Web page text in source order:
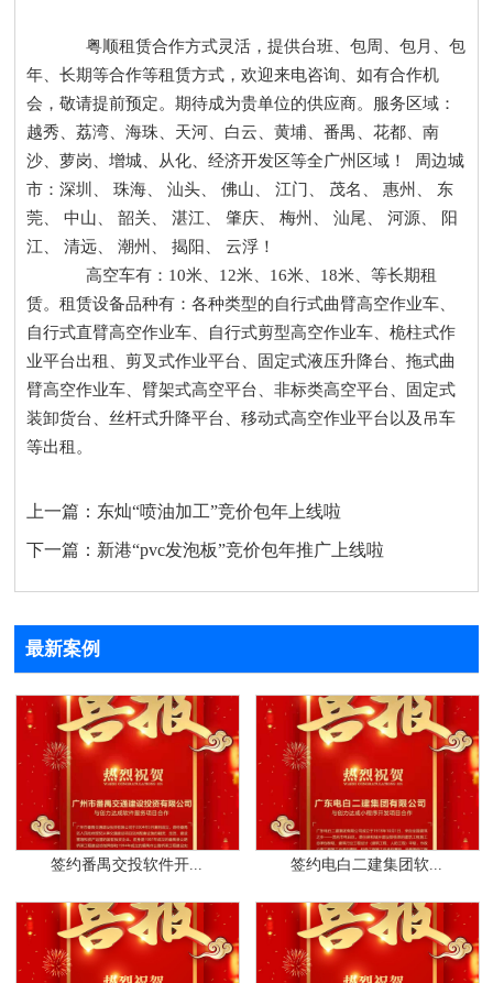
粤顺租赁合作方式灵活，提供台班、包周、包月、包
年、长期等合作等租赁方式，欢迎来电咨询、如有合作机
会，敬请提前预定。期待成为贵单位的供应商。服务区域：
越秀、荔湾、海珠、天河、白云、黄埔、番禺、花都、南
沙、萝岗、增城、从化、经济开发区等全广州区域！ 周边城
市：深圳、 珠海、 汕头、 佛山、 江门、 茂名、 惠州、 东
莞、 中山、 韶关、 湛江、 肇庆、 梅州、 汕尾、 河源、 阳
江、 清远、 潮州、 揭阳、 云浮！
高空车有：10米、12米、16米、18米、等长期租
赁。租赁设备品种有：各种类型的自行式曲臂高空作业车、
自行式直臂高空作业车、自行式剪型高空作业车、桅柱式作
业平台出租、剪叉式作业平台、固定式液压升降台、拖式曲
臂高空作业车、臂架式高空平台、非标类高空平台、固定式
装卸货台、丝杆式升降平台、移动式高空作业平台以及吊车
等出租。
上一篇： 东灿“喷油加工”竞价包年上线啦
下一篇： 新港“pvc发泡板”竞价包年推广上线啦
最新案例
签约番禺交投软件开... 签约电白二建集团软...